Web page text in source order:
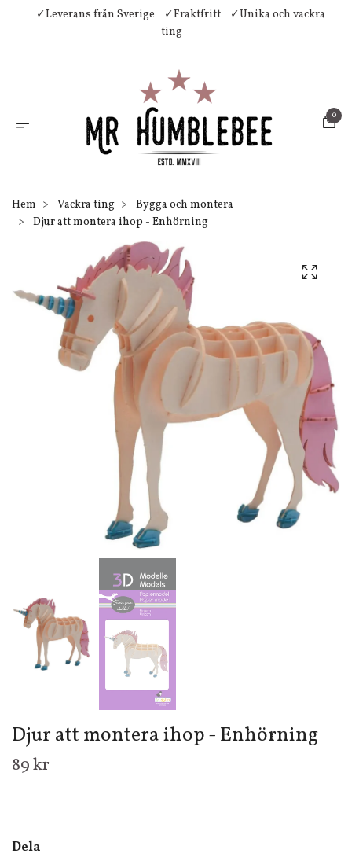
✓Leverans från Sverige ✓Fraktfritt
✓Unika och vackra
ting
0
Hem Vackra ting
Bygga och montera
Djur att montera ihop - Enhörning
Djur att montera ihop - Enhörning
89 kr
Dela